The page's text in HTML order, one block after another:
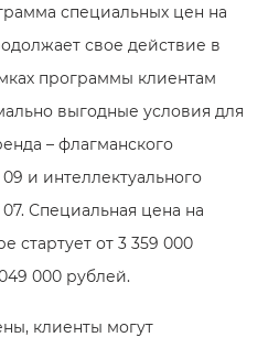
специальных цен на
свое действие в
программы клиентам
выгодные условия для
– флагманского
и интеллектуального
Специальная цена на
стартует от 3 359 000
000 рублей.
клиенты могут